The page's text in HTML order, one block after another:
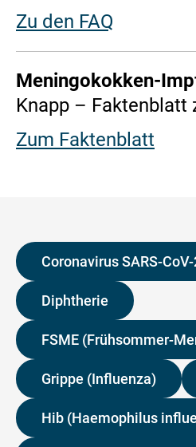
Zu den FAQ
Meningokokken-
Knapp – Faktenblatt
Zum Faktenblatt
Coronavirus SARS-
Diphtherie
FSME (Frühsommer-
Grippe (Influenza)
Hib (Haemophilus